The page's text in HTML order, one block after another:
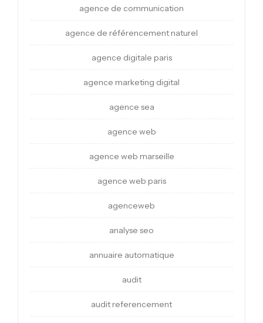
agence de communication
agence de référencement naturel
agence digitale paris
agence marketing digital
agence sea
agence web
agence web marseille
agence web paris
agenceweb
analyse seo
annuaire automatique
audit
audit referencement